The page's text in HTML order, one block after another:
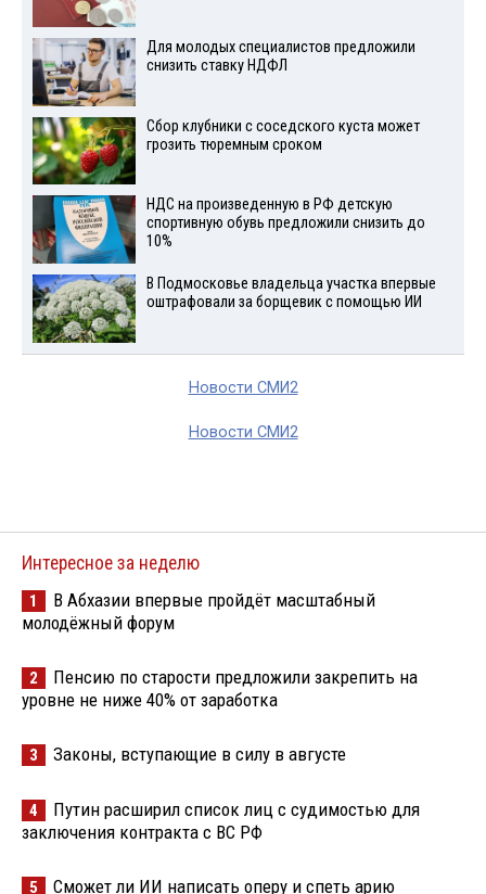
Для молодых специалистов предложили
снизить ставку НДФЛ
Сбор клубники с соседского куста может
грозить тюремным сроком
НДС на произведенную в РФ детскую
спортивную обувь предложили снизить до
10%
В Подмосковье владельца участка впервые
оштрафовали за борщевик с помощью ИИ
Новости СМИ2
Новости СМИ2
Интересное за неделю
1
В Абхазии впервые пройдёт масштабный
молодёжный форум
2
Пенсию по старости предложили закрепить на
уровне не ниже 40% от заработка
3 Законы, вступающие в силу в августе
4
Путин расширил список лиц с судимостью для
заключения контракта с ВС РФ
5 Сможет ли ИИ написать оперу и спеть арию